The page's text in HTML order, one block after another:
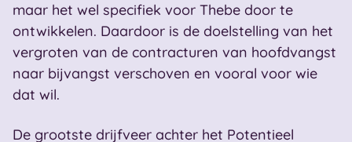
maar het wel specifiek voor Thebe door te
ontwikkelen. Daardoor is de doelstelling van het
vergroten van de contracturen van hoofdvangst
naar bijvangst verschoven en vooral voor wie
dat wil.
De grootste drijfveer achter het Potentieel